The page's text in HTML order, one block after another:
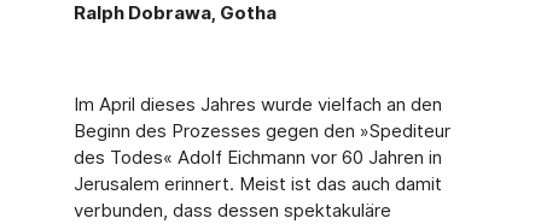
Ralph Dobrawa, Gotha
Im April dieses Jahres wurde vielfach an den
Beginn des Prozesses gegen den »Spediteur
des Todes« Adolf Eichmann vor 60 Jahren in
Jerusalem erinnert. Meist ist das auch damit
verbunden, dass dessen spektakuläre